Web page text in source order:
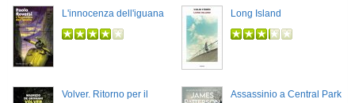
L'innocenza dell'iguana Long Island
Volver. Ritorno per il
Assassinio a Central Park